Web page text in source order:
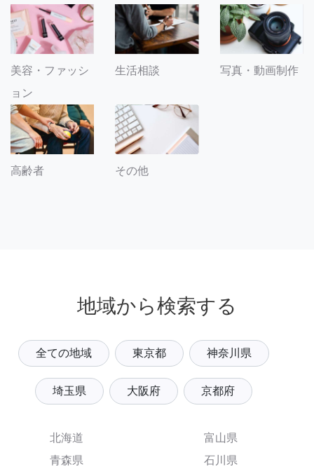
美容・ファッシ
ョン
生活相談 写真・動画制作
高齢者 その他
地域から検索する
全ての地域 東京都 神奈川県
埼玉県 大阪府 京都府
北海道
青森県
富山県
石川県